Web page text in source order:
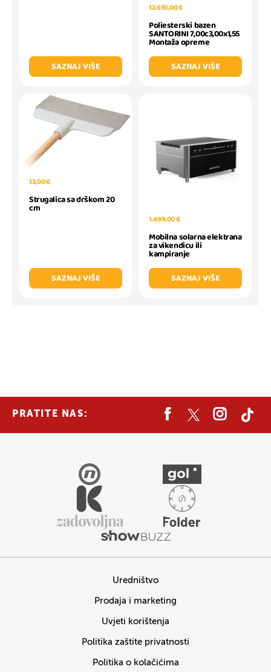
SAZNAJ VIŠE
12.650,00 €
Poliesterski bazen
SANTORINI 7,00c3,00x1,55
Montaža opreme
SAZNAJ VIŠE
13,00 €
Strugalica sa drškom 20
cm
SAZNAJ VIŠE
1.499,00 €
Mobilna solarna elektrana
za vikendicu ili
kampiranje
SAZNAJ VIŠE
PRATITE NAS:
Uredništvo
Prodaja i marketing
Uvjeti korištenja
Politika zaštite privatnosti
Politika o kolačićima